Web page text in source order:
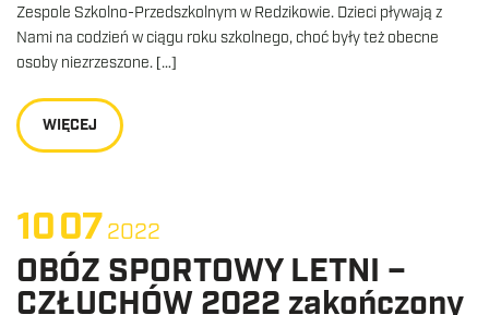
Zespole Szkolno-Przedszkolnym w Redzikowie. Dzieci pływają z
Nami na codzień w ciągu roku szkolnego, choć były też obecne
osoby niezrzeszone. […]
WIĘCEJ
10072022
OBÓZ SPORTOWY LETNI –
CZŁUCHÓW 2022 zakończony